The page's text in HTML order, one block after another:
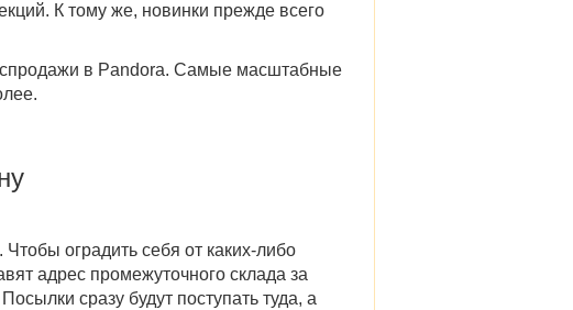
К тому же, новинки прежде всего
в Pandora. Самые масштабные
оградить себя от каких-либо
адрес промежуточного склада за
Посылки сразу будут поступать туда, а